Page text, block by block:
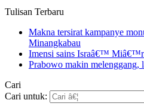
Tulisan Terbaru
Makna tersirat kampanye
Minangkabau
Imensi sains Israâ€™
Prabowo makin melenggang,
Cari
Cari untuk: